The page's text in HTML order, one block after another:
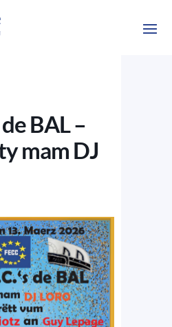
de BAL –
mam DJ